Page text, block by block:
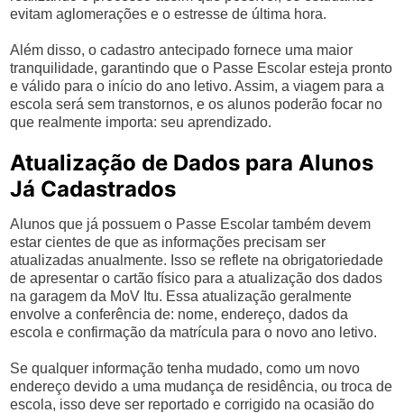
evitam aglomerações e o estresse de última hora.
Além disso, o cadastro antecipado fornece uma maior
tranquilidade, garantindo que o Passe Escolar esteja pronto
e válido para o início do ano letivo. Assim, a viagem para a
escola será sem transtornos, e os alunos poderão focar no
que realmente importa: seu aprendizado.
Atualização de Dados para Alunos
Já Cadastrados
Alunos que já possuem o Passe Escolar também devem
estar cientes de que as informações precisam ser
atualizadas anualmente. Isso se reflete na obrigatoriedade
de apresentar o cartão físico para a atualização dos dados
na garagem da MoV Itu. Essa atualização geralmente
envolve a conferência de: nome, endereço, dados da
escola e confirmação da matrícula para o novo ano letivo.
Se qualquer informação tenha mudado, como um novo
endereço devido a uma mudança de residência, ou troca de
escola, isso deve ser reportado e corrigido na ocasião do